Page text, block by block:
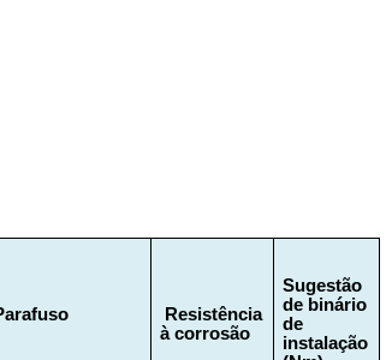
Resistência
à corrosão
Sugestão
de binário
de
instalação